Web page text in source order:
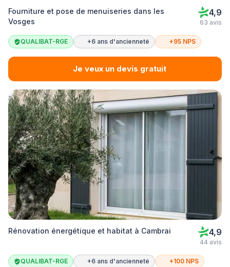
Fourniture et pose de menuiseries dans les
Vosges
4,9
63 avis
QUALIBAT-RGE +6 ans d'ancienneté +95 NPS
Je veux un devis gratuit
Rénovation énergétique et habitat à Cambrai 4,9
44 avis
QUALIBAT-RGE +6 ans d'ancienneté +100 NPS